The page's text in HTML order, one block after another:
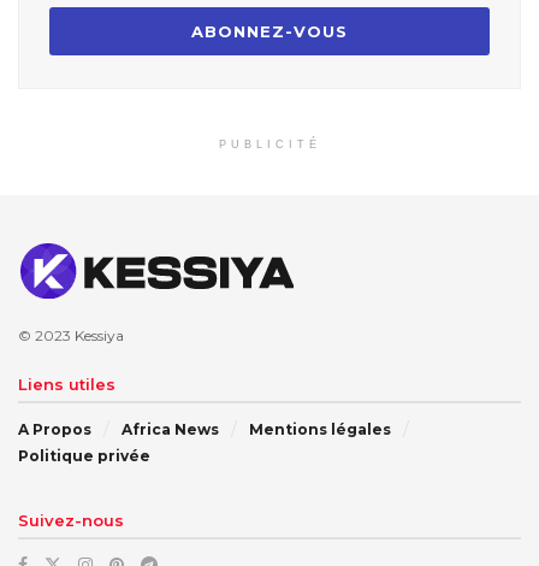
PUBLICITÉ
© 2023 Kessiya
Liens utiles
A Propos Africa News
Mentions légales
Politique privée
Suivez-nous